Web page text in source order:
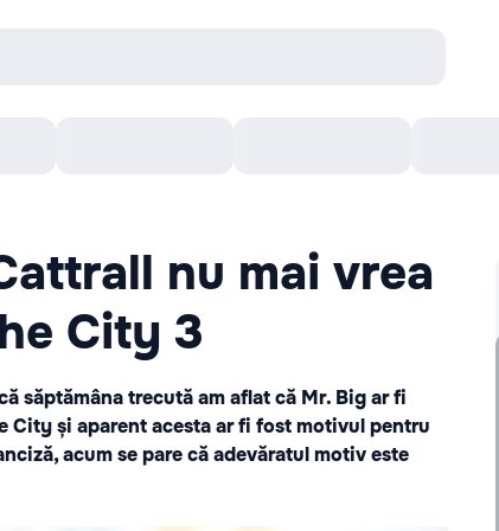
nu mai vrea
City 3
săptămâna trecută am aflat că Mr. Big ar fi
City și aparent acesta ar fi fost motivul pentru
acum se pare că adevăratul motiv este